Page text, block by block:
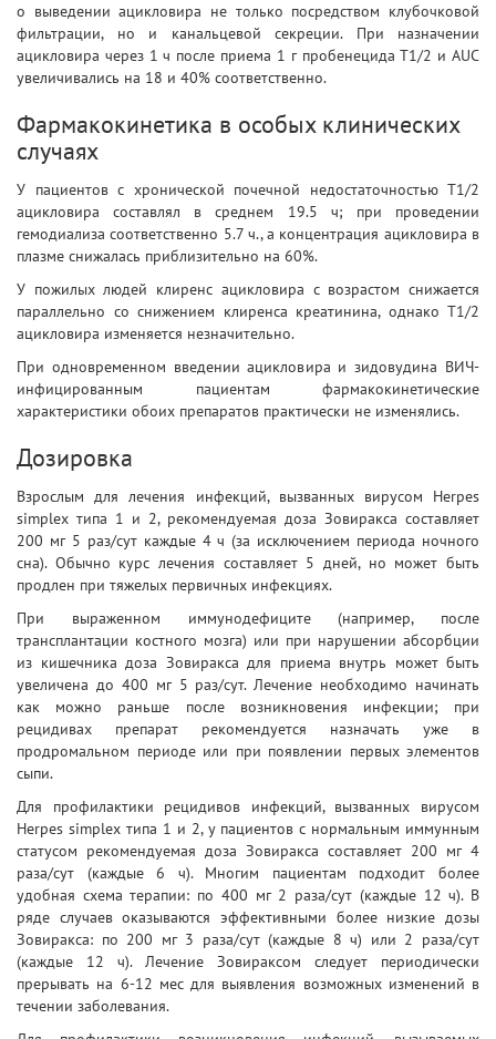
о выведении ацикловира не только посредством клубочковой
фильтрации, но и канальцевой секреции. При назначении
ацикловира через 1 ч после приема 1 г пробенецида T1/2 и AUC
увеличивались на 18 и 40% соответственно.
Фармакокинетика в особых клинических
случаях
У пациентов с хронической почечной недостаточностью T1/2
ацикловира составлял в среднем 19.5 ч; при проведении
гемодиализа соответственно 5.7 ч., а концентрация ацикловира в
плазме снижалась приблизительно на 60%.
У пожилых людей клиренс ацикловира с возрастом снижается
параллельно со снижением клиренса креатинина, однако T1/2
ацикловира изменяется незначительно.
При одновременном введении ацикловира и зидовудина ВИЧ-
инфицированным пациентам фармакокинетические
характеристики обоих препаратов практически не изменялись.
Дозировка
Взрослым для лечения инфекций, вызванных вирусом Herpes
simplex типа 1 и 2, рекомендуемая доза Зовиракса составляет
200 мг 5 раз/сут каждые 4 ч (за исключением периода ночного
сна). Обычно курс лечения составляет 5 дней, но может быть
продлен при тяжелых первичных инфекциях.
При выраженном иммунодефиците (например, после
трансплантации костного мозга) или при нарушении абсорбции
из кишечника доза Зовиракса для приема внутрь может быть
увеличена до 400 мг 5 раз/сут. Лечение необходимо начинать
как можно раньше после возникновения инфекции; при
рецидивах препарат рекомендуется назначать уже в
продромальном периоде или при появлении первых элементов
сыпи.
Для профилактики рецидивов инфекций, вызванных вирусом
Herpes simplex типа 1 и 2, у пациентов с нормальным иммунным
статусом рекомендуемая доза Зовиракса составляет 200 мг 4
раза/сут (каждые 6 ч). Многим пациентам подходит более
удобная схема терапии: по 400 мг 2 раза/сут (каждые 12 ч). В
ряде случаев оказываются эффективными более низкие дозы
Зовиракса: по 200 мг 3 раза/сут (каждые 8 ч) или 2 раза/сут
(каждые 12 ч). Лечение Зовираксом следует периодически
прерывать на 6-12 мес для выявления возможных изменений в
течении заболевания.